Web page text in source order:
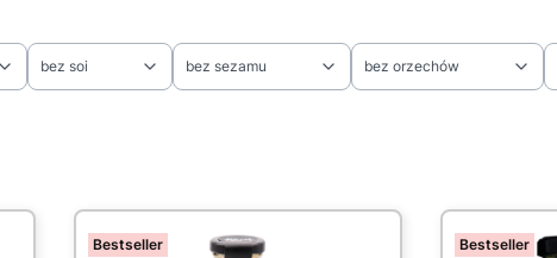
bez soi bez sezamu bez orzechów
Bestseller Bestseller